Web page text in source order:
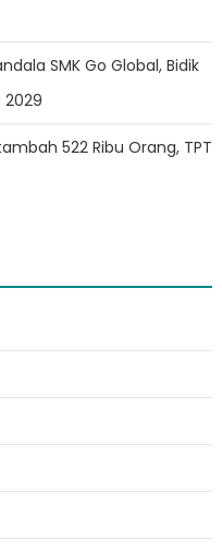
SMK Go Global, Bidik
2029
522 Ribu Orang, TPT